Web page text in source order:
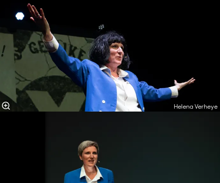
Helena Verheye